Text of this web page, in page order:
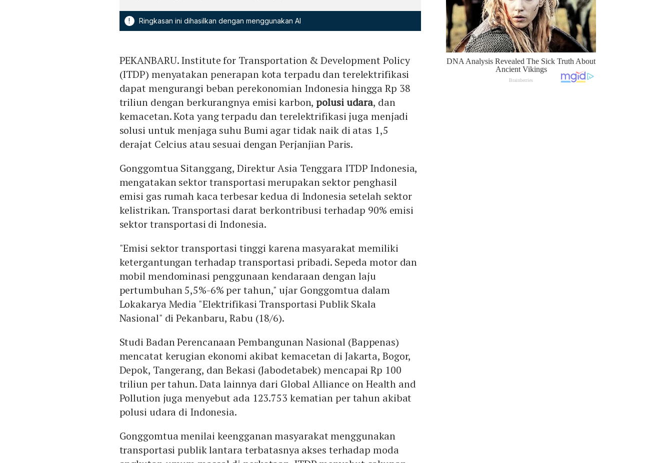
! Ringkasan ini dihasilkan dengan menggunakan AI
PEKANBARU. Institute for Transportation & Development Policy
(ITDP) menyatakan penerapan kota terpadu dan terelektrifikasi
dapat mengurangi beban perekonomian Indonesia hingga Rp 38
triliun dengan berkurangnya emisi karbon,polusi udara, dan
kemacetan. Kota yang terpadu dan terelektrifikasi juga menjadi
solusi untuk menjaga suhu Bumi agar tidak naik di atas 1,5
derajat Celcius atau sesuai dengan Perjanjian Paris.
Gonggomtua Sitanggang, Direktur Asia Tenggara ITDP Indonesia,
mengatakan sektor transportasi merupakan sektor penghasil
emisi gas rumah kaca terbesar kedua di Indonesia setelah sektor
kelistrikan. Transportasi darat berkontribusi terhadap 90% emisi
sektor transportasi di Indonesia.
"Emisi sektor transportasi tinggi karena masyarakat memiliki
ketergantungan terhadap transportasi pribadi. Sepeda motor dan
mobil mendominasi penggunaan kendaraan dengan laju
pertumbuhan 5,5%-6% per tahun," ujar Gonggomtua dalam
Lokakarya Media "Elektrifikasi Transportasi Publik Skala
Nasional" di Pekanbaru, Rabu (18/6).
Studi Badan Perencanaan Pembangunan Nasional (Bappenas)
mencatat kerugian ekonomi akibat kemacetan di Jakarta, Bogor,
Depok, Tangerang, dan Bekasi (Jabodetabek) mencapai Rp 100
triliun per tahun. Data lainnya dari Global Alliance on Health and
Pollution juga menyebut ada 123.753 kematian per tahun akibat
polusi udara di Indonesia.
Gonggomtua menilai keengganan masyarakat menggunakan
transportasi publik lantara terbatasnya akses terhadap moda